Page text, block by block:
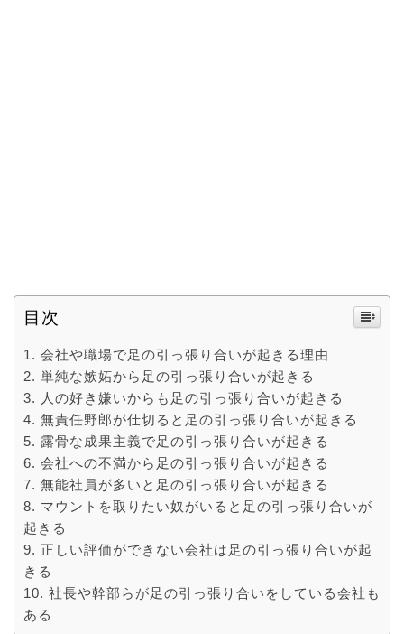
目次
会社や職場で足の引っ張り合いが起きる理由
単純な嫉妬から足の引っ張り合いが起きる
人の好き嫌いからも足の引っ張り合いが起きる
無責任野郎が仕切ると足の引っ張り合いが起きる
露骨な成果主義で足の引っ張り合いが起きる
会社への不満から足の引っ張り合いが起きる
無能社員が多いと足の引っ張り合いが起きる
マウントを取りたい奴がいると足の引っ張り合いが
起きる
正しい評価ができない会社は足の引っ張り合いが起
きる
社長や幹部らが足の引っ張り合いをしている会社も
ある